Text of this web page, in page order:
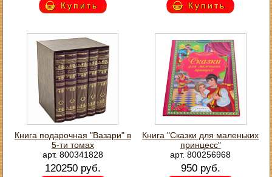
Купить Купить
Книга подарочная "Вазари" в
5-ти томах
арт. 800341828
120250 руб.
Книга "Сказки для маленьких
принцесс"
арт. 800256968
950 руб.